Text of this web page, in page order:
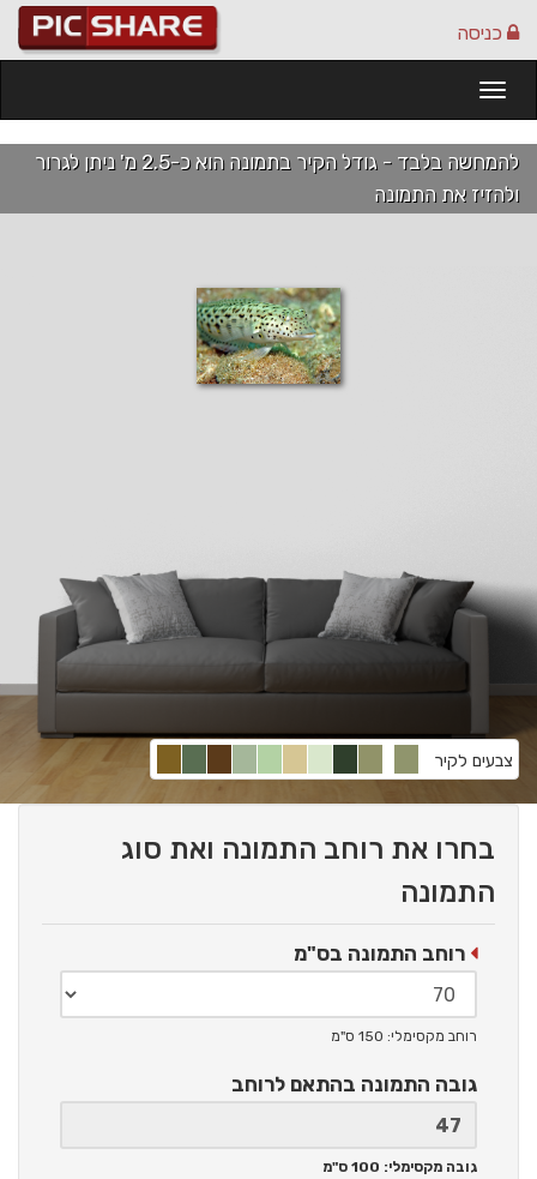
כניסה
להמחשה בלבד - גודל הקיר בתמונה הוא כ-2.5 מ' ניתן לגרור
ולהזיז את התמונה
צבעים לקיר
בחרו את רוחב התמונה ואת סוג
התמונה
רוחב התמונה בס"מ
רוחב מקסימלי: 150 ס"מ
גובה התמונה בהתאם לרוחב
גובה מקסימלי: 100 ס"מ